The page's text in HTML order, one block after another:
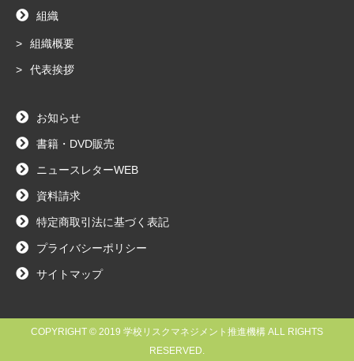
組織
組織概要
代表挨拶
お知らせ
書籍・DVD販売
ニュースレターWEB
資料請求
特定商取引法に基づく表記
プライバシーポリシー
サイトマップ
COPYRIGHT © 2019 学校リスクマネジメント推進機構 ALL RIGHTS
RESERVED.